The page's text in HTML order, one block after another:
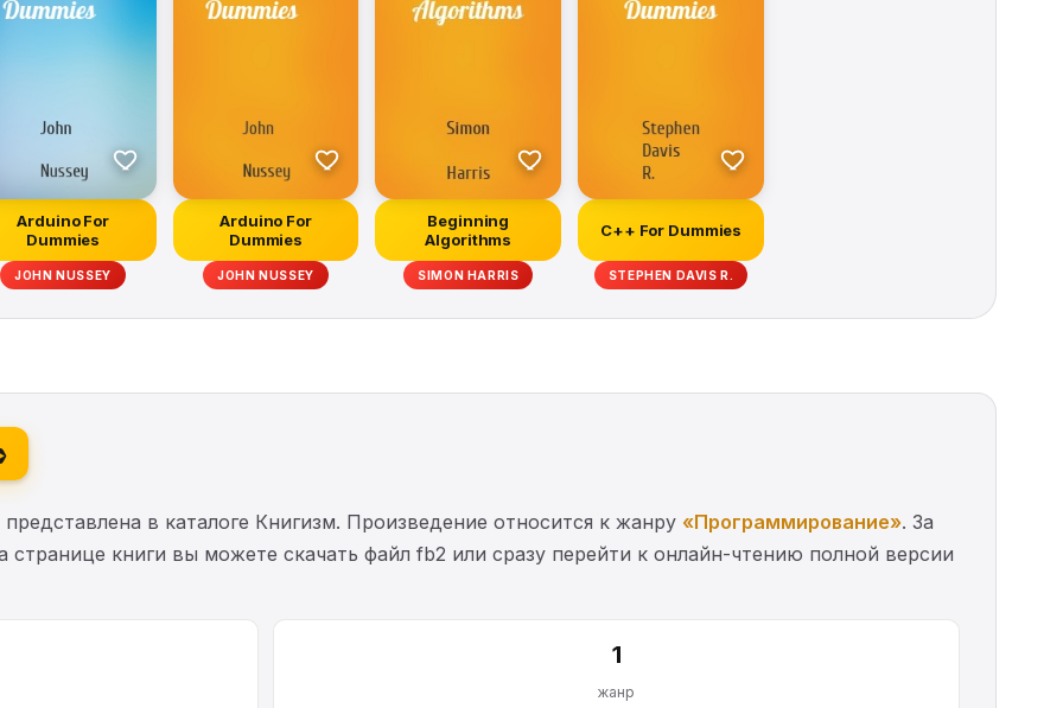
Arduino For
Dummies
JOHN NUSSEY
Arduino For
Dummies
JOHN NUSSEY
Beginning
Algorithms
SIMON HARRIS
C++ For Dummies
STEPHEN DAVIS R.
представлена в каталоге Книгизм. Произведение относится к жанру «Программирование». За
странице книги вы можете скачать файл fb2 или сразу перейти к онлайн-чтению полной версии
1
жанр